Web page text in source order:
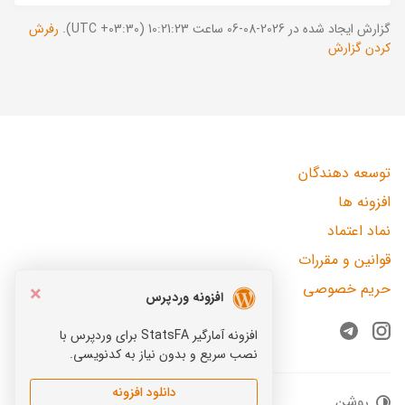
گزارش ایجاد شده در 2026-08-06 ساعت 10:21:23 (UTC +03:30).
رفرش
کردن گزارش
×
افزونه وردپرس
افزونه آمارگیر StatsFA برای وردپرس با
نصب سریع و بدون نیاز به کدنویسی.
دانلود افزونه
توسعه دهندگان
افزونه ها
نماد اعتماد
قوانین و مقررات
حریم خصوصی
Instagram
Telegram